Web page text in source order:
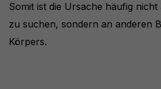
Somit ist die Ursache häufig
zu suchen, sondern an anderen
Körpers.